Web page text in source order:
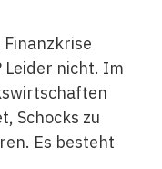
nicht. Im
Schocks zu
Es besteht